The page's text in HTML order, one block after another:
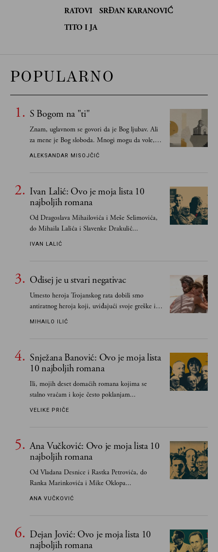
RATOVI
SRĐAN KARANOVIĆ
TITO I JA
POPULARNO
S Bogom na "ti"
Znam, uglavnom se govori da je Bog ljubav. Ali
za mene je Bog sloboda. Mnogi mogu da vole, a
tek retki mogu da podnesu slobodu
ALEKSANDAR MISOJČIĆ
Ivan Lalić: Ovo je moja lista 10
najboljih romana
Od Dragoslava Mihailovića i Meše Selimovića,
do Mihaila Lalića i Slavenke Drakulić...
IVAN LALIĆ
Odisej je u stvari negativac
Umesto heroja Trojanskog rata dobili smo
antiratnog heroja koji, uviđajući svoje greške i
učeći na njima, shvata da postoje stvari koje su
MIHAILO ILIĆ
Snježana Banović: Ovo je moja lista
10 najboljih romana
Ili, mojih deset domaćih romana kojima se
stalno vraćam i koje često poklanjam...
VELIKE PRIČE
Ana Vučković: Ovo je moja lista 10
najboljih romana
Od Vladana Desnice i Rastka Petrovića, do
Ranka Marinkovića i Mike Oklopa...
ANA VUČKOVIĆ
Dejan Jović: Ovo je moja lista 10
najboljih romana